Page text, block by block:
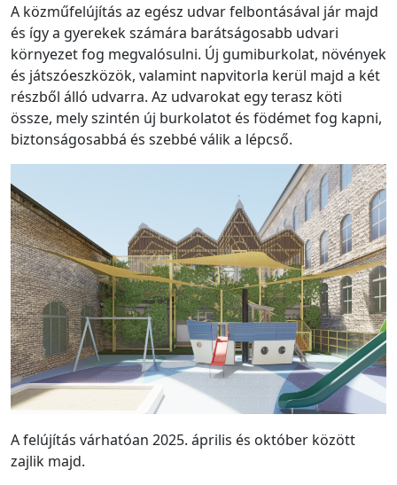
A közműfelújítás az egész udvar felbontásával jár majd
és így a gyerekek számára barátságosabb udvari
környezet fog megvalósulni. Új gumiburkolat, növények
és játszóeszközök, valamint napvitorla kerül majd a két
részből álló udvarra. Az udvarokat egy terasz köti
össze, mely szintén új burkolatot és födémet fog kapni,
biztonságosabbá és szebbé válik a lépcső.
A felújítás várhatóan 2025. április és október között
zajlik majd.